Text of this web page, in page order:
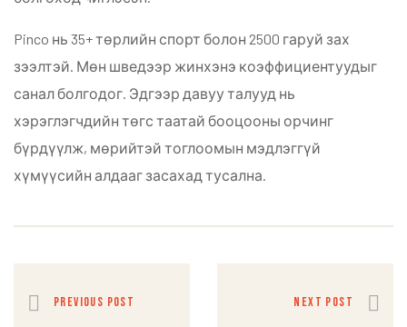
Pinco нь 35+ төрлийн спорт болон 2500 гаруй зах
зээлтэй. Мөн шведээр жинхэнэ коэффициентуудыг
санал болгодог. Эдгээр давуу талууд нь
хэрэглэгчдийн төгс таатай бооцооны орчинг
бүрдүүлж, мөрийтэй тоглоомын мэдлэггүй
хүмүүсийн алдааг засахад тусална.
PREVIOUS POST NEXT POST